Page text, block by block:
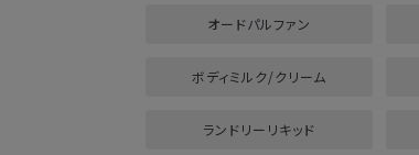
オードパルファン
ボディミルク/クリーム
ランドリーリキッド